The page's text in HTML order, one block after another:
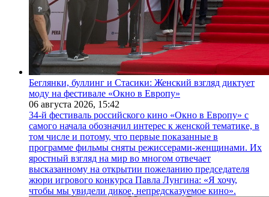
Беглянки, буллинг и Стасики: Женский взгляд диктует
моду на фестивале «Окно в Европу»
06 августа 2026, 15:42
34-й фестиваль российского кино «Окно в Европу» с
самого начала обозначил интерес к женской тематике, в
том числе и потому, что первые показанные в
программе фильмы сняты режиссерами-женщинами. Их
яростный взгляд на мир во многом отвечает
высказанному на открытии пожеланию председателя
жюри игрового конкурса Павла Лунгина: «Я хочу,
чтобы мы увидели дикое, непредсказуемое кино».